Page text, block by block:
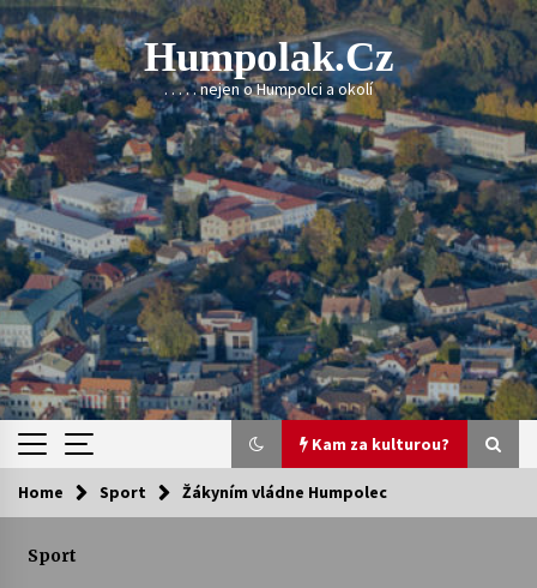
Skip
to
content
Humpolak.cz
. . . . . nejen o Humpolci a okolí
Kam za kulturou?
Kam za kulturou?
Home Sport Žákyním vládne Humpolec
Sport